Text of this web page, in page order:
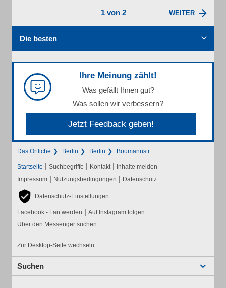
1 von 2 WEITER
Die besten
Ihre Meinung zählt!
Was gefällt Ihnen gut?
Was sollen wir verbessern?
Jetzt Feedback geben!
Das Örtliche Berlin Berlin Boumannstr
Startseite | Suchbegriffe | Kontakt | Inhalte melden
Impressum | Nutzungsbedingungen | Datenschutz
Datenschutz-Einstellungen
Facebook - Fan werden | Auf Instagram folgen
Über den Messenger suchen
Zur Desktop-Seite wechseln
Suchen